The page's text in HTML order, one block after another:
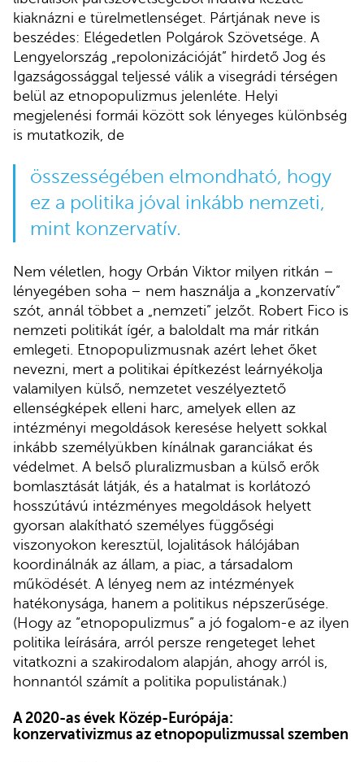
kiaknázni e türelmetlenséget. Pártjának neve is
beszédes: Elégedetlen Polgárok Szövetsége. A
Lengyelország „repolonizációját” hirdető Jog és
Igazságossággal teljessé válik a visegrádi térségen
belül az etnopopulizmus jelenléte. Helyi
megjelenési formái között sok lényeges különbség
is mutatkozik, de
összességében elmondható, hogy
ez a politika jóval inkább nemzeti,
mint konzervatív.
Nem véletlen, hogy Orbán Viktor milyen ritkán –
lényegében soha – nem használja a „konzervatív”
szót, annál többet a „nemzeti” jelzőt. Robert Fico is
nemzeti politikát ígér, a baloldalt ma már ritkán
emlegeti. Etnopopulizmusnak azért lehet őket
nevezni, mert a politikai építkezést leárnyékolja
valamilyen külső, nemzetet veszélyeztető
ellenségképek elleni harc, amelyek ellen az
intézményi megoldások keresése helyett sokkal
inkább személyükben kínálnak garanciákat és
védelmet. A belső pluralizmusban a külső erők
bomlasztását látják, és a hatalmat is korlátozó
hosszútávú intézményes megoldások helyett
gyorsan alakítható személyes függőségi
viszonyokon keresztül, lojalitások hálójában
koordinálnák az állam, a piac, a társadalom
működését. A lényeg nem az intézmények
hatékonysága, hanem a politikus népszerűsége.
(Hogy az “etnopopulizmus” a jó fogalom-e az ilyen
politika leírására, arról persze rengeteget lehet
vitatkozni a szakirodalom alapján, ahogy arról is,
honnantól számít a politika populistának.)
A 2020-as évek Közép-Európája:
konzervativizmus az etnopopulizmussal szemben